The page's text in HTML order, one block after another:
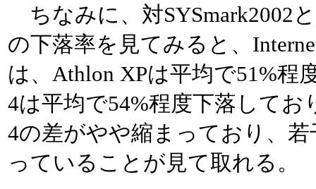
ちなみに、対SYSmark2002
の下落率を見てみると、
は、Athlon XPは平均で51%程
4は平均で54%程度下落してお
4の差がやや縮まっており、
っていることが見て取れる。